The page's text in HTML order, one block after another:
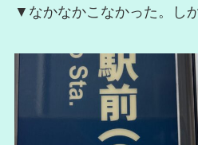
▼なかなかこなかった。し